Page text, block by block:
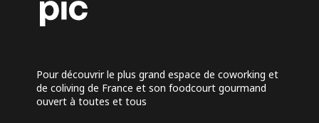
Pour découvrir le plus grand espace de coworking et
de coliving de France et son foodcourt gourmand
ouvert à toutes et tous